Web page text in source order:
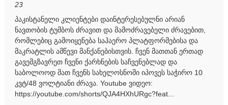
23
პაკისტანელი კლიენტები დაინტერესებულნი არიან
ნავთობის ტუმბოს ძრავით და მამოძრავებელი ძრავებით,
რომლებიც გამოიყენება საჰაერო პლატფორმებისა და
მაკრატლის ამწევი მანქანებისთვის. ჩვენ მათთან ერთად
გავემგზავრეთ ჩვენი ქარხნების საჩვენებლად და
საბოლოოდ მათ ჩვენს სახელოსნოში იპოვეს საჭირო 10
კვტ/48 ვოლტიანი ძრავა. Youtube ვიდეო:
https://youtube.com/shorts/QJA4HXhURgc?feat...